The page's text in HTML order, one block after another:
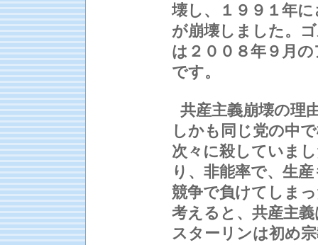
壊し、１９９１年
が崩壊しました。
は２００８年９月
です。
共産主義崩壊の理
しかも同じ党の中
次々に殺していま
り、非能率で、生
競争で負けてしま
考えると、共産主
スターリンは初め